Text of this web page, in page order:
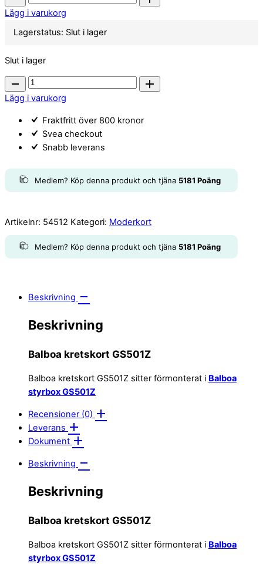
kretskort
quantity
Lägg i varukorg
Lagerstatus: Slut i lager
Slut i lager
Balboa
kretskort
quantity
Lägg i varukorg
Fraktfritt över 800 kronor
Svea checkout
Snabb leverans
Medlem? Köp denna produkt och tjäna 5181 Poäng
Artikelnr: 54512 Kategori: Moderkort
Medlem? Köp denna produkt och tjäna 5181 Poäng
Beskrivning
Beskrivning
Balboa kretskort GS501Z
Balboa kretskort GS501Z sitter förmonterat i Balboa
styrbox GS501Z
Recensioner (0)
Leverans
Dokument
Beskrivning
Beskrivning
Balboa kretskort GS501Z
Balboa kretskort GS501Z sitter förmonterat i Balboa
styrbox GS501Z